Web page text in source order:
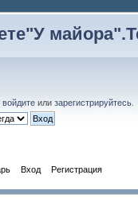
войдите или зарегистрируйтесь
Вход Регистрация